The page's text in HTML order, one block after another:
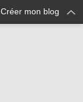
Créer mon blog